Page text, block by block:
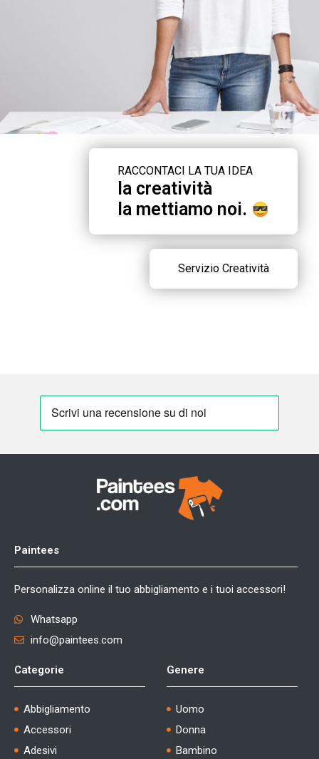
RACCONTACI LA TUA IDEA
la creatività
la mettiamo noi.
Servizio Creatività
Paintees
Personalizza online il tuo abbigliamento e i tuoi accessori!
Whatsapp
info@paintees.com
Categorie
Abbigliamento
Accessori
Adesivi
Genere
Uomo
Donna
Bambino